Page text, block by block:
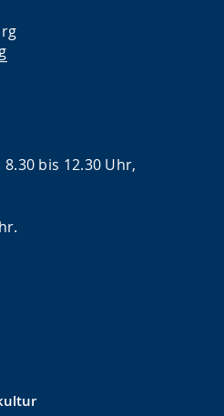
bis 12.30 Uhr,